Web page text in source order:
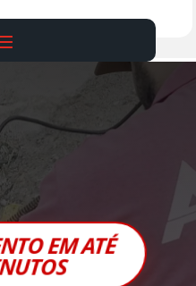
EM ATÉ